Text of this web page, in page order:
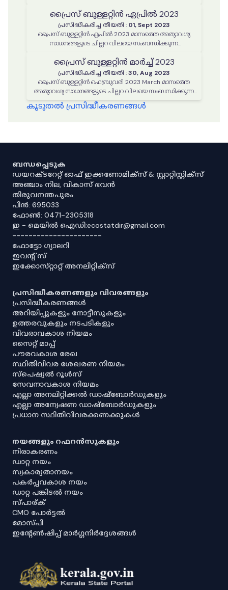
പ്രൈസ് ബുള്ളറ്റിൻ ഏപ്രിൽ 2023
പ്രസിദ്ധീകരിച്ച തീയതി : 01, Sept 2023
പ്രൈസ് ബുള്ളറ്റിൻ ഏപ്രിൽ 2023 മാസത്തെ അത്യാവശ്യ
സാധനങ്ങളുടെ ചില്ലറ വിലയെ സംബന്ധിക്കുന്ന
പ്രൈസ് ബുള്ളറ്റിൻ മാർച്ച് 2023
പ്രസിദ്ധീകരിച്ച തീയതി :30, Aug 2023
പ്രൈസ് ബുള്ളറ്റിൻ ഫെബ്രുവരി 2023 March മാസത്തെ
അത്യാവശ്യ സാധനങ്ങളുടെ ചില്ലറ വിലയെ സംബന്ധിക്കുന്ന
അവലോകനം
കൂടുതൽ പ്രസിദ്ധീകരണങ്ങൾ
ബന്ധപ്പെടുക
ഡയറക്ടറേറ്റ് ഓഫ് ഇക്കണോമിക്സ് & സ്റ്റാറ്റിസ്റ്റിക്സ്
അഞ്ചാം നില, വികാസ് ഭവൻ
തിരുവനന്തപുരം
പിൻ: 695033
ഫോൺ: 0471-2305318
ഇ - മെയിൽ ഐഡി:ecostatdir@gmail.com
----------------------
ഫോട്ടോ ഗ്യാലറി
ഇവൻ്റ് സ്
ഇക്കോസ്‌റ്റാറ്റ് അനലിറ്റിക്‌സ്
പ്രസിദ്ധീകരണങ്ങളും വിവരങ്ങളും
പ്രസിദ്ധീകരണങ്ങൾ
അറിയിപ്പുകളും നോട്ടീസുകളും
ഉത്തരവുകളും നടപടികളും
വിവരാവകാശ നിയമം
സൈറ്റ് മാപ്പ്
പൗരവകാശ രേഖ
സ്ഥിതിവിവര ശേഖരണ നിയമം
സ്‌പെഷ്യൽ റൂൾസ്
സേവനാവകാശ നിയമം
എല്ലാ അനലിറ്റിക്കൽ ഡാഷ്‌ബോർഡുകളും
എല്ലാ അന്വേഷണ ഡാഷ്‌ബോർഡുകളും
പ്രധാന സ്ഥിതിവിവരക്കണക്കുകൾ
നയങ്ങളും റഫറൻസുകളും
നിരാകരണം
ഡാറ്റ നയം
സ്വകാര്യതാനയം
പകർപ്പവകാശ നയം
ഡാറ്റ പങ്കിടൽ നയം
സ്പാര്ക്
CMO പോർട്ടൽ
മോസ്പി
ഇൻ്റേൺഷിപ്പ് മാർഗ്ഗനിർദ്ദേശങ്ങൾ